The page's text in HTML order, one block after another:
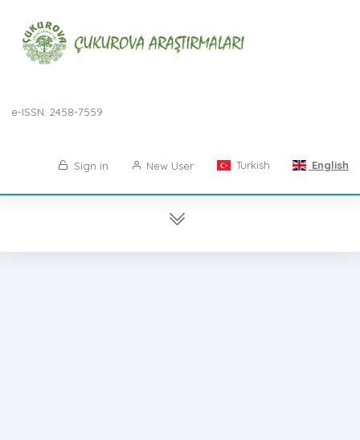
e-ISSN: 2458-7559
Sign in New User Turkish English